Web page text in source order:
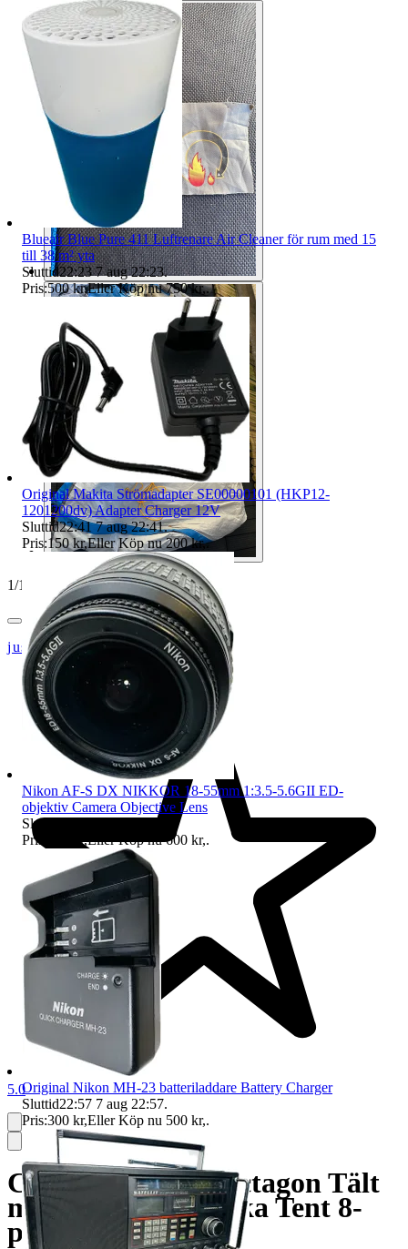
1/10
justbrowsing
5.0
Coleman Cortes Octagon Tält
med förvaringsväska Tent 8-
personer Camping
Blueair Blue Pure 411 Luftrenare Air Cleaner för rum med 15
till 38 m² yta
Sluttid22:23 7 aug 22:23.
Pris:500 kr,Eller Köp nu 750 kr,.
Original Makita Strömadapter SE00000101 (HKP12-
1201200dv) Adapter Charger 12V
Sluttid22:41 7 aug 22:41.
Pris:150 kr,Eller Köp nu 200 kr,.
Nikon AF-S DX NIKKOR 18-55mm 1:3.5-5.6GII ED-
objektiv Camera Objective Lens
Sluttid
Pris:
500 kr,Eller Köp nu 600 kr,.
Original Nikon MH-23 batteriladdare Battery Charger
Sluttid22:57 7 aug 22:57.
Pris:300 kr,Eller Köp nu 500 kr,.